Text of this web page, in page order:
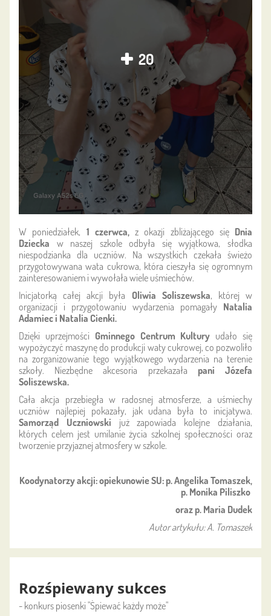
20
W poniedziałek, 1 czerwca,z okazji zbliżającego sięDnia
Dziecka w naszej szkole odbyła się wyjątkowa, słodka
niespodzianka dla uczniów. Na wszystkich czekała świeżo
przygotowywana wata cukrowa, która cieszyła się ogromnym
zainteresowaniem i wywołała wiele uśmiechów.
Inicjatorką całej akcji była Oliwia Soliszewska, której w
organizacji i przygotowaniu wydarzenia pomagały Natalia
Adamiec i Natalia Cienki.
Dzięki uprzejmości Gminnego Centrum Kultury udało się
wypożyczyć maszynę do produkcji waty cukrowej, co pozwoliło
na zorganizowanie tego wyjątkowego wydarzenia na terenie
szkoły. Niezbędne akcesoria przekazała pani Józefa
Soliszewska.
Cała akcja przebiegła w radosnej atmosferze, a uśmiechy
uczniów najlepiej pokazały, jak udana była to inicjatywa.
Samorząd Uczniowski już zapowiada kolejne działania,
których celem jest umilanie życia szkolnej społeczności oraz
tworzenie przyjaznej atmosfery w szkole.
Koodynatorzy akcji: opiekunowie SU: p. Angelika Tomaszek,
p. Monika Piliszko
oraz p. Maria Dudek
Autor artykułu: A. Tomaszek
Rozśpiewany sukces
- konkurs piosenki "Śpiewać każdy może"